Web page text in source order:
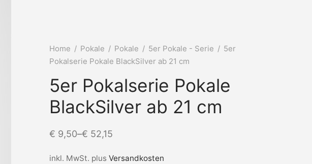
Home / Pokale / Pokale / 5er Pokale - Serie / 5er
Pokalserie Pokale BlackSilver ab 21 cm
5er Pokalserie Pokale
BlackSilver ab 21 cm
€ 9,50–€ 52,15
inkl. MwSt. plus Versandkosten